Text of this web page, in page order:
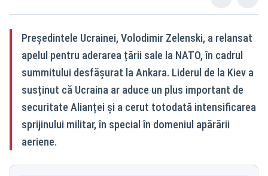
Președintele Ucrainei, Volodimir Zelenski, a relansat
apelul pentru aderarea țării sale la NATO, în cadrul
summitului desfășurat la Ankara. Liderul de la Kiev a
susținut că Ucraina ar aduce un plus important de
securitate Alianței și a cerut totodată intensificarea
sprijinului militar, în special în domeniul apărării
aeriene.